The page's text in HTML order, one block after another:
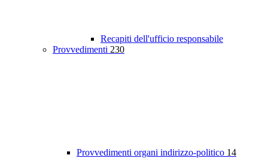
Recapiti dell'ufficio responsabile
Provvedimenti 230
Provvedimenti organi indirizzo-politico 14